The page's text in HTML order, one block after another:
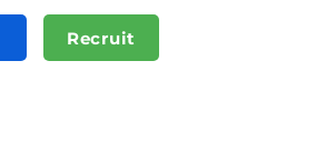
Recruit